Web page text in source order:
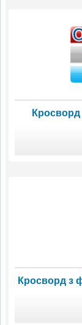
Кросворд
Кросворд з